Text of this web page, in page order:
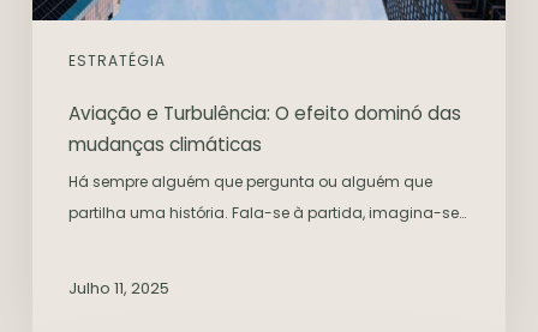
ESTRATÉGIA
Aviação e Turbulência: O efeito dominó das
mudanças climáticas
Há sempre alguém que pergunta ou alguém que
partilha uma história. Fala-se à partida, imagina-se…
Julho 11, 2025